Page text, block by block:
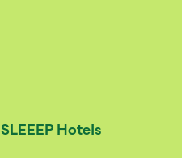
SLEEEP Hotels